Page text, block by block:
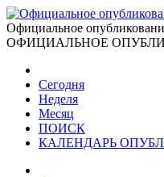
Официальное
ОФИЦИАЛЬНОЕ
Сегодня
Неделя
Месяц
ПОИСК
КАЛЕНДАРЬ